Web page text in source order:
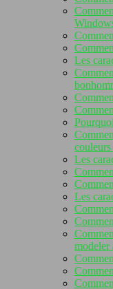
Les
Les
Les
modeler